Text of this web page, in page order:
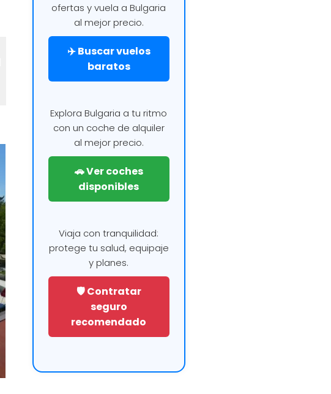
ofertas y vuela a Bulgaria
al mejor precio.
✈️ Buscar vuelos
baratos
Explora Bulgaria a tu ritmo
con un coche de alquiler
al mejor precio.
🚗 Ver coches
disponibles
Viaja con tranquilidad:
protege tu salud, equipaje
y planes.
🛡️ Contratar
seguro
recomendado